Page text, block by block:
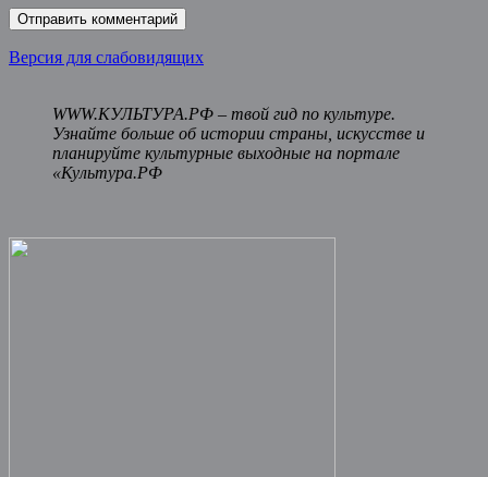
Версия для слабовидящих
WWW.КУЛЬТУРА.РФ – твой гид по культуре.
Узнайте больше об истории страны, искусстве и
планируйте культурные выходные на портале
«Культура.РФ